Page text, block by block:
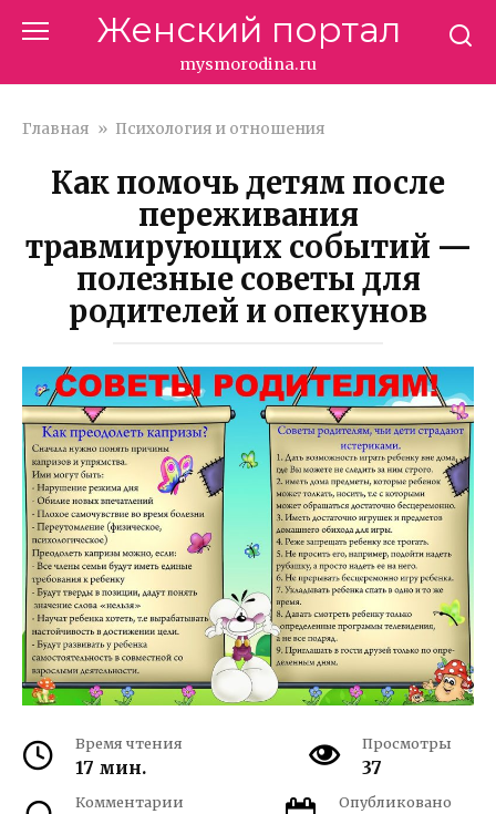
Женский портал
mysmorodina.ru
Главная » Психология и отношения
Как помочь детям после
переживания
травмирующих событий —
полезные советы для
родителей и опекунов
Время чтения
17 мин.
Просмотры
37
Комментарии Опубликовано